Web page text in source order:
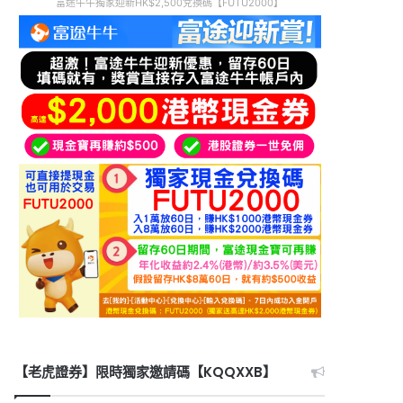
富途牛牛獨家迎新HK$2,500兌換碼【FUTU2000】
【老虎證券】限時獨家邀請碼【KQQXXB】